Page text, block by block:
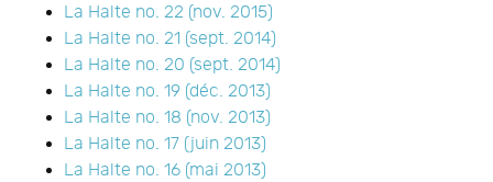
La Halte no. 22 (nov. 2015)
La Halte no. 21 (sept. 2014)
La Halte no. 20 (sept. 2014)
La Halte no. 19 (déc. 2013)
La Halte no. 18 (nov. 2013)
La Halte no. 17 (juin 2013)
La Halte no. 16 (mai 2013)